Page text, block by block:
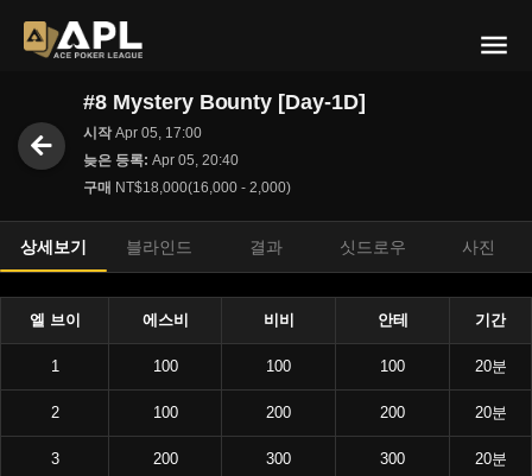
#8 Mystery Bounty [Day-1D]
시작Apr 05, 17:00
늦은 등록: Apr 05, 20:40
구매 NT$18,000(16,000 - 2,000)
상세보기 블라인드 결과 싯드로우 사진
엘 브이 에스비 비비 안테 기간
1 100 100 100 20분
2 100 200 200 20분
3 200 300 300 20분